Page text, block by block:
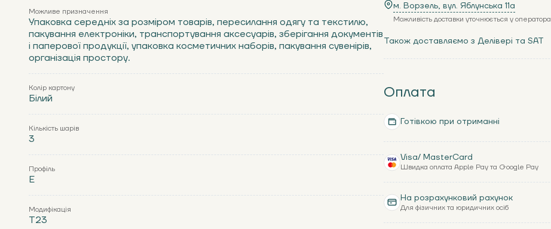
Можливе призначення
Упаковка середніх за розміром товарів, пересилання одягу та текстилю,
пакування електроніки, транспортування аксесуарів, зберігання документів
і паперової продукції, упаковка косметичних наборів, пакування сувенірів,
організація простору.
Колір картону
Білий
Кількість шарів
3
Профіль
Е
Модифікація
Т23
м. Ворзель, вул. Яблунська 11a
Можливість доставки уточнюється у оператора
Також доставляємо з Делівері та SAT
Оплата
Готівкою при отриманні
Visa/ MasterCard
Швидка оплата Apple Pay та Google Pay
На розрахунковий рахунок
Для фізичних та юридичних осіб